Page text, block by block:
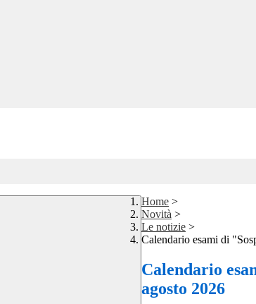
Home >
Novità >
Le notizie >
Calendario esami di
Calendario
agosto 2026